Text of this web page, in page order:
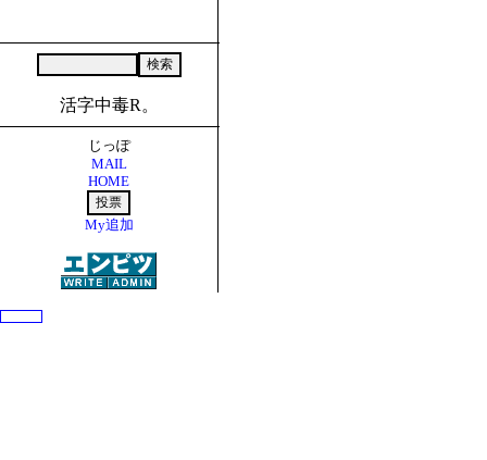
活字中毒R。
じっぽ
MAIL
HOME
My追加